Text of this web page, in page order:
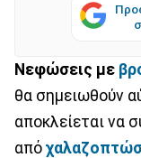
Νεφώσεις με
θα σημειωθούν
αποκλείεται να
από